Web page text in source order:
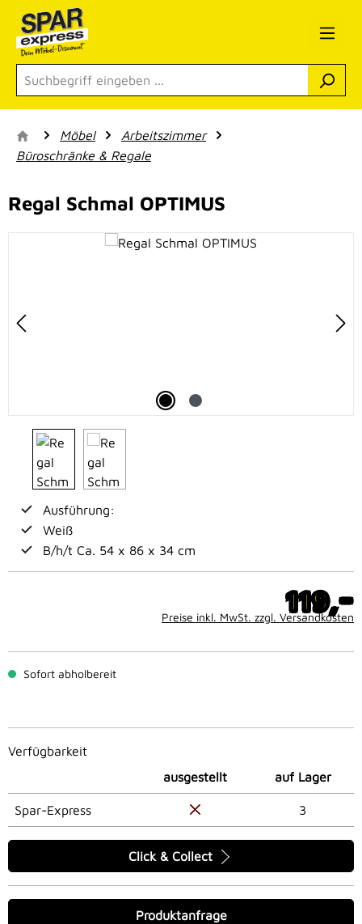
Zum Hauptinhalt springen
Möbel
Arbeitszimmer
Büroschränke & Regale
Bildergalerie überspringen
Regal Schmal OPTIMUS
Ausführung:
Weiß
B/h/t Ca. 54 x 86 x 34 cm
119,-
Preise inkl. MwSt. zzgl. Versandkosten
Sofort abholbereit
Verfügbarkeit
ausgestellt
auf Lager
Spar-Express 3
Click & Collect
Produktanfrage